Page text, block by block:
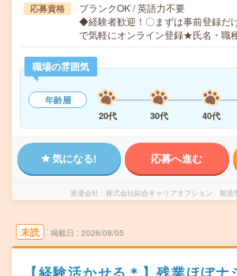
応募資格
ブランクOK / 英語力不要
◆経験者歓迎！〇まずは事前登録だ
で気軽にオンライン登録★氏名・職
職場の雰囲気
年齢層
20代
30代 40代
気になる! 応募へ進む
派遣会社 株式会社綜合キャリアオプション 製造
未読 掲載日 2026/08/05
【経験活かせる＊】残業ほぼナ